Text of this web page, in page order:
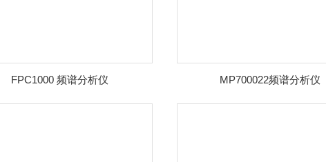
FPC1000 频谱分析仪 MP700022频谱分析仪